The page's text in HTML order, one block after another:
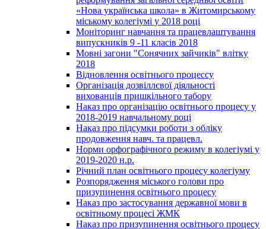
«Нова українська школа» в Житомирському
міському колегіумі у 2018 році
Моніторинг навчання та працевлаштування
випускників 9 -11 класів 2018
Мовні загони "Сонячних зайчиків" влітку
2018
Відновлення освітнього процессу
Організація дозвіллєвої діяльності
вихованців пришкільного табору
Наказ про організацію освітнього процесу у
2018-2019 навчальному році
Наказ про підсумки роботи з обліку
продовження навч. та працевл.
Норми орфографічного режиму в колегіумі у
2019-2020 н.р.
Річний план освітнього процесу колегіуму
Розпорядження міського голови про
призупинення освітнього процесу
Наказ про застосування державної мови в
освітньому процесі ЖМК
Наказ про призупинення освітнього процесу